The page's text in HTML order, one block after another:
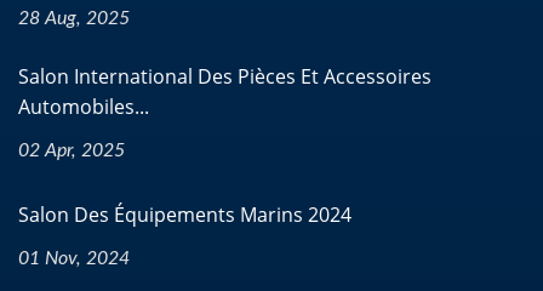
28 Aug, 2025
Salon International Des Pièces Et Accessoires
Automobiles...
02 Apr, 2025
Salon Des Équipements Marins 2024
01 Nov, 2024